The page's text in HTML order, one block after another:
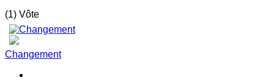
(1) Vôte
Changement